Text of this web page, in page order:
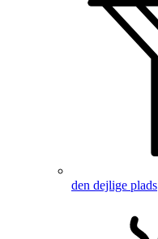
den dejlige plads